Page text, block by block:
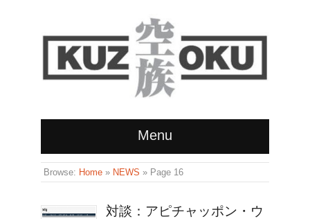
Menu
Browse: Home » NEWS » Page 16
対談：アピチャッポン・ウ